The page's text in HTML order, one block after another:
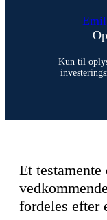
Emil
Kun til
Et
fordeles efter